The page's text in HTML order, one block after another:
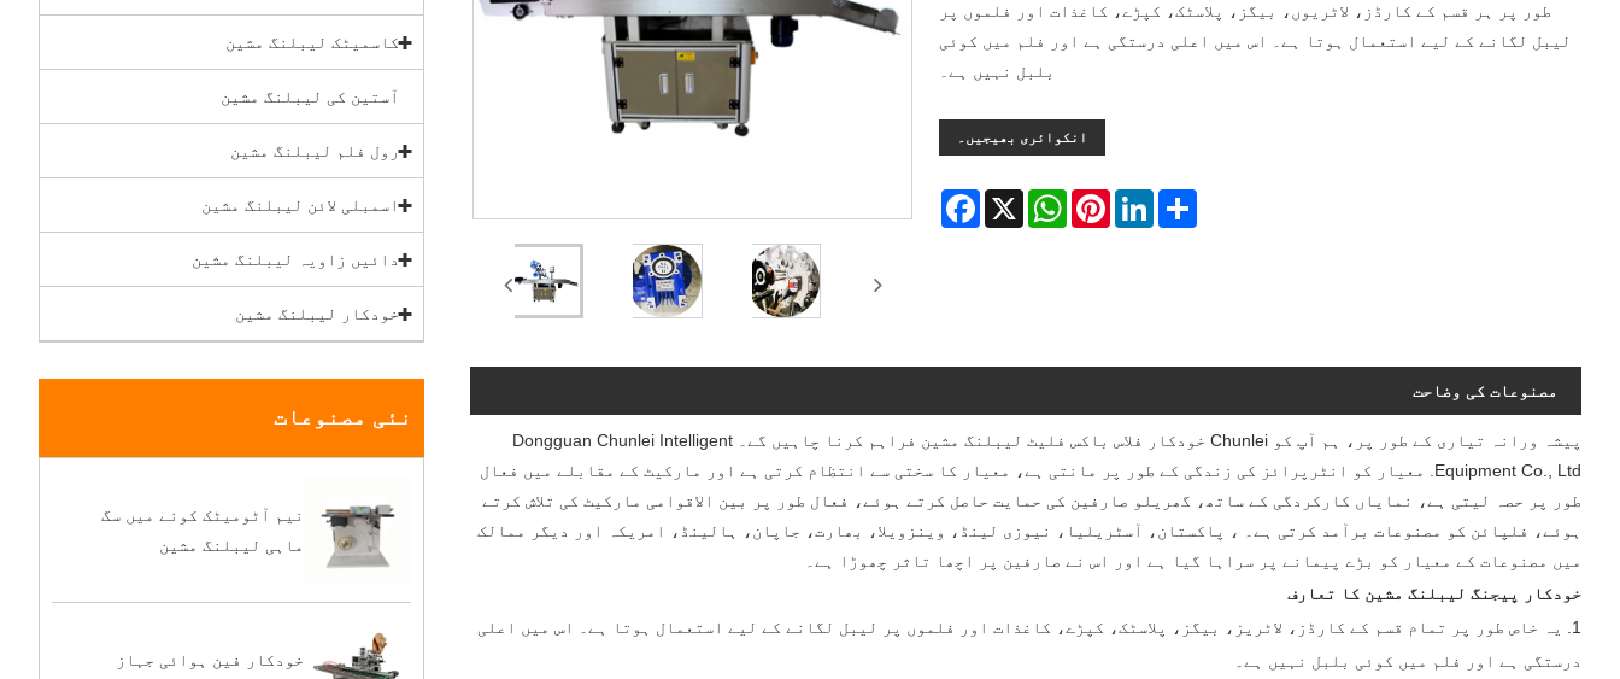
کاسمیٹک لیبلنگ مشین
آستین کی لیبلنگ مشین
رول فلم لیبلنگ مشین
اسمبلی لائن لیبلنگ مشین
دائیں زاویہ لیبلنگ مشین
خودکار لیبلنگ مشین
نئی مصنوعات
نیم آٹومیٹک کونے میں سگ
ماہی لیبلنگ مشین
خودکار فین ہوائی جہاز
طور پر ہر قسم کے کارڈز، لاٹریوں، بیگز، پلاسٹک، کپڑے، کاغذات اور فلموں پر
لیبل لگانے کے لیے استعمال ہوتا ہے۔ اس میں اعلی درستگی ہے اور فلم میں کوئی
بلبل نہیں ہے۔
انکوائری بھیجیں۔
Facebook X
WhatsAppPinterestLinkedInShare
مصنوعات کی وضاحت
پیشہ ورانہ تیاری کے طور پر، ہم آپ کو Chunlei خودکار فلاس باکس فلیٹ لیبلنگ مشین فراہم کرنا چاہیں گے۔ Dongguan Chunlei Intelligent
Equipment Co., Ltd. معیار کو انٹرپرائز کی زندگی کے طور پر مانتی ہے، معیار کا سختی سے انتظام کرتی ہے اور مارکیٹ کے مقابلے میں فعال
طور پر حصہ لیتی ہے، نمایاں کارکردگی کے ساتھ، گھریلو صارفین کی حمایت حاصل کرتے ہوئے، فعال طور پر بین الاقوامی مارکیٹ کی تلاش کرتے
ہوئے، فلپائن کو مصنوعات برآمد کرتی ہے۔ ، پاکستان، آسٹریلیا، نیوزی لینڈ، وینزویلا، بھارت، جاپان، ہالینڈ، امریکہ اور دیگر ممالک
میں مصنوعات کے معیار کو بڑے پیمانے پر سراہا گیا ہے اور اس نے صارفین پر اچھا تاثر چھوڑا ہے۔
خودکار پیجنگ لیبلنگ مشین کا تعارف
1. یہ خاص طور پر تمام قسم کے کارڈز، لاٹریز، بیگز، پلاسٹک، کپڑے، کاغذات اور فلموں پر لیبل لگانے کے لیے استعمال ہوتا ہے۔ اس میں اعلی
درستگی ہے اور فلم میں کوئی بلبل نہیں ہے۔